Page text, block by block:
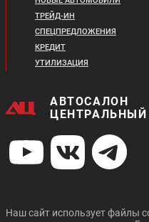
32 123 ₽/мес.
CITROEN C4 SEDAN
Цена от:
1 573 410 ₽
ТРЕЙД-ИН
СПЕЦПРЕДЛОЖЕНИЯ
КРЕДИТ
УТИЛИЗАЦИЯ
АВТОСАЛОН
ЦЕНТРАЛЬНЫЙ
Наш сайт использует файлы